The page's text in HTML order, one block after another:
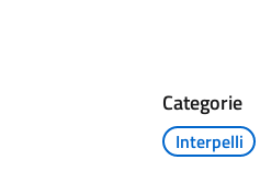
Categorie
Interpelli